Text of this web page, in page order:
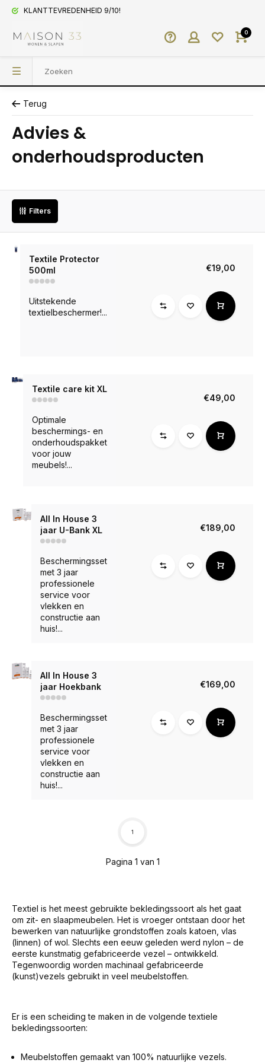
KLANTTEVREDENHEID 9/10!
0
Terug
Advies &
onderhoudsproducten
Filters
Textile Protector
500ml
Uitstekende
textielbeschermer!...
€19,00
Textile care kit XL
Optimale
beschermings- en
onderhoudspakket
voor jouw
meubels!...
€49,00
All In House 3
jaar U-Bank XL
Beschermingsset
met 3 jaar
professionele
service voor
vlekken en
constructie aan
huis!...
€189,00
All In House 3
jaar Hoekbank
Beschermingsset
met 3 jaar
professionele
service voor
vlekken en
constructie aan
huis!...
€169,00
Pagina 1 van 1
1
Textiel is het meest gebruikte bekledingssoort als het gaat
om zit- en slaapmeubelen. Het is vroeger ontstaan door het
bewerken van natuurlijke grondstoffen zoals katoen, vlas
(linnen) of wol. Slechts een eeuw geleden werd nylon – de
eerste kunstmatig gefabriceerde vezel – ontwikkeld.
Tegenwoordig worden machinaal gefabriceerde
(kunst)vezels gebruikt in veel meubelstoffen.
Er is een scheiding te maken in de volgende textiele
bekledingssoorten:
Meubelstoffen gemaakt van 100% natuurlijke vezels.